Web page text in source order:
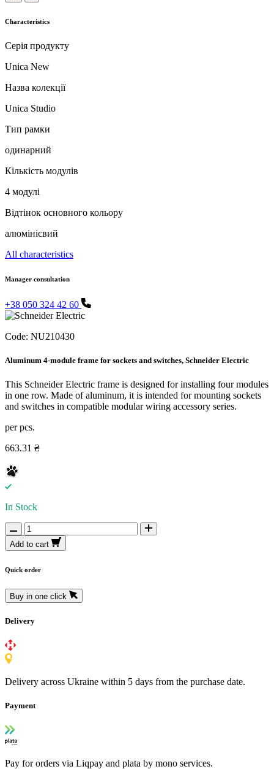
Characteristics
Серія продукту
Unica New
Назва колекції
Unica Studio
Тип рамки
одинарний
Кількість модулів
4 модулі
Відтінок основного кольору
алюмінієвий
All characteristics
Manager consultation
+38 050 324 42 60
Code: NU210430
Aluminum 4-module frame for sockets and switches, Schneider Electric
This Schneider Electric frame is designed for installing four modules
in one row. Made of aluminum, it is intended for mounting sockets
and switches in compatible modular wiring accessory series.
per pcs.
663.31 ₴
In Stock
Add to cart
Quick order
Buy in one click
Delivery
Delivery across Ukraine within 5 days from the purchase date.
Payment
Pay for orders via Liqpay and plata by mono services.